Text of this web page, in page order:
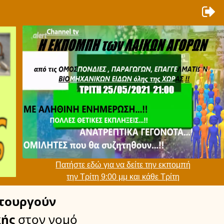
Πατήστε εδώ για να δείτε την εκπομπή
την Τρίτη 9:00 μμ και κάθε Τρίτη
στον νομό